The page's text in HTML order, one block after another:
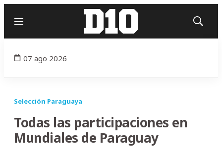
Menú
Mostrar
07 ago 2026
Selección Paraguaya
Todas las participaciones en
Mundiales de Paraguay